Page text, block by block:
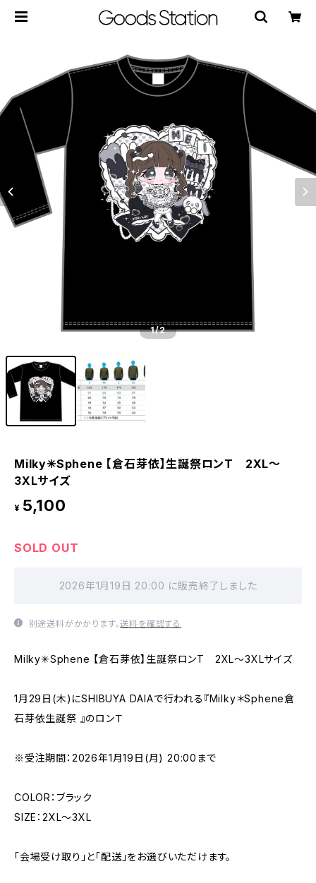
1/2
Milky✳︎Sphene 【倉石芽依】生誕祭ロンT 2XL〜
3XLサイズ
¥ 5,100
SOLD OUT
2026年1月19日 20:00 に販売終了しました
別途送料がかかります。送料を確認する
Milky✳︎Sphene 【倉石芽依】生誕祭ロンT 2XL〜3XLサイズ
1月29日(木)にSHIBUYA DAIAで行われる『Milky＊Sphene倉
石芽依生誕祭 』のロンＴ
※受注期間：2026年1月19日(月) 20:00まで
COLOR：ブラック
SIZE：2XL〜3XL
「会場受け取り」と「配送」をお選びいただけます。